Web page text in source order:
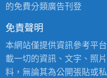
的免費分類廣告刊登
免責聲明
本網站僅提供資訊參考平
載一切的資訊、文字、照
料，無論其為公開張貼或